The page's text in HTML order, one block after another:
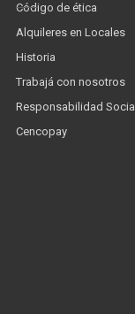
Código de ética
Alquileres en Locales
Historia
Trabajá con nosotros
Responsabilidad Social
Cencopay